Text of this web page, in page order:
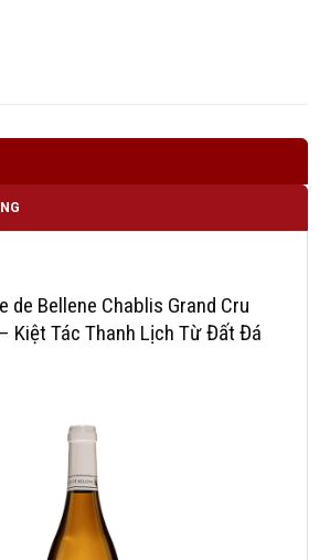
de Bellene Chablis Grand Cru
Kiệt Tác Thanh Lịch Từ Đất Đá